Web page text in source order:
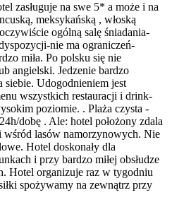
zasługuje na swe 5* a może i na
meksykańską , włoską
ogólną salę śniadania-
nie ma ograniczeń-
miła. Po polsku się nie
angielski. Jedzenie bardzo
siebie. Udogodnieniem jest
wszystkich restauracji i drink-
poziomie. . Plaża czysta -
dobę . Ale: hotel położony zdala
lasów namorzynowych. Nie
Hotel doskonały dla
i przy bardzo miłej obsłudze
Hotel organizuje raz w tygodniu
spożywamy na zewnątrz przy